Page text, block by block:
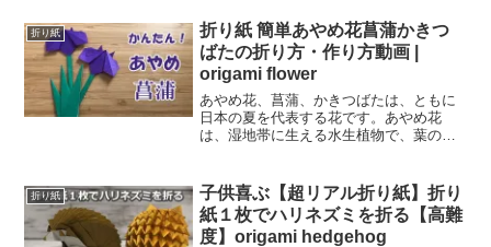
に対応するためカランコエは、肉厚な葉
っぱに水を貯めこ...
折り紙
折り紙 簡単あやめ花菖蒲かきつ
ばたの折り方・作り方動画 |
origami flower
あやめ花、菖蒲、かきつばたは、ともに
日本の夏を代表する花です。あやめ花
は、湿地帯に生える水生植物で、葉の形
な品種が作り出されました。また、あや
めは古くから、飾り花や薬草...
折り紙
子供喜ぶ【超リアル折り紙】折り
紙１枚でハリネズミを折る【高難
度】origami hedgehog